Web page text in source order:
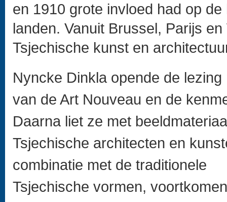
en 1910 grote invloed had op
landen. Vanuit Brussel, Parijs
Tsjechische kunst en
Nyncke Dinkla opende de
van de Art Nouveau en de
Daarna liet ze met
Tsjechische architecten en
combinatie met de traditionele
Tsjechische vormen,